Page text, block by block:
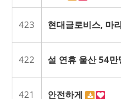
423 현대글로비스, 마
422 설 연휴 울산 54만
421 안전하게